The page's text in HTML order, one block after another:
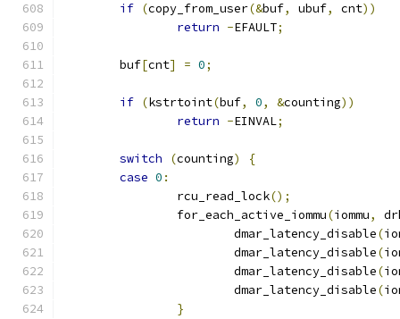
if (copy_from_user(&buf, ubuf, cnt))
return -EFAULT;
	buf
[cnt] = 0;
if (kstrtoint(buf, 0, &counting))
return -EINVAL;
switch (counting)
{
case 0 :
		rcu_read_lock
();
		for_each_active_iommu
(iommu,
			dmar_latency_disable
(
			dmar_latency_disable
(
			dmar_latency_disable
(
			dmar_latency_disable
(
}